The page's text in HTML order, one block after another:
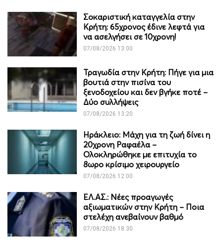
Σοκαριστική καταγγελία στην
Κρήτη: 65χρονος έδινε λεφτά για
να ασελγήσει σε 10χρονη!
07/08/2026 13:00
Τραγωδία στην Κρήτη: Πήγε για μια
βουτιά στην πισίνα του
ξενοδοχείου και δεν βγήκε ποτέ –
Δύο συλλήψεις
07/08/2026 13:20
Ηράκλειο: Μάχη για τη ζωή δίνει η
20χρονη Ραφαέλα –
Ολοκληρώθηκε με επιτυχία το
8ωρο κρίσιμο χειρουργείο
07/08/2026 12:00
ΕΛ.ΑΣ.: Νέες προαγωγές
αξιωματικών στην Κρήτη – Ποια
στελέχη ανεβαίνουν βαθμό
07/08/2026 18:30